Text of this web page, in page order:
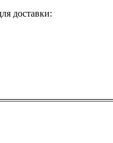
доставки: